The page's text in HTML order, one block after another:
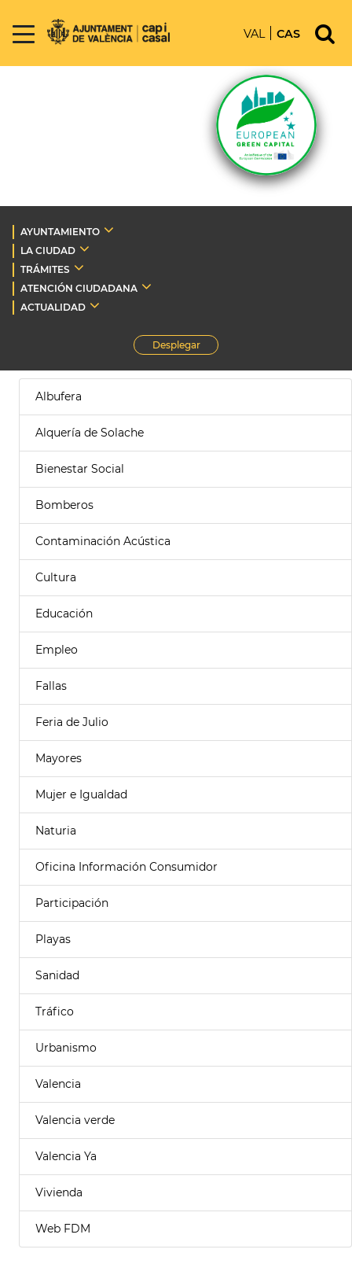
VAL CAS
AYUNTAMIENTO
LA CIUDAD
TRÁMITES
ATENCIÓN CIUDADANA
ACTUALIDAD
Desplegar
Albufera
Alquería de Solache
Bienestar Social
Bomberos
Contaminación Acústica
Cultura
Educación
Empleo
Fallas
Feria de Julio
Mayores
Mujer e Igualdad
Naturia
Oficina Información Consumidor
Participación
Playas
Sanidad
Tráfico
Urbanismo
Valencia
Valencia verde
Valencia Ya
Vivienda
Web FDM